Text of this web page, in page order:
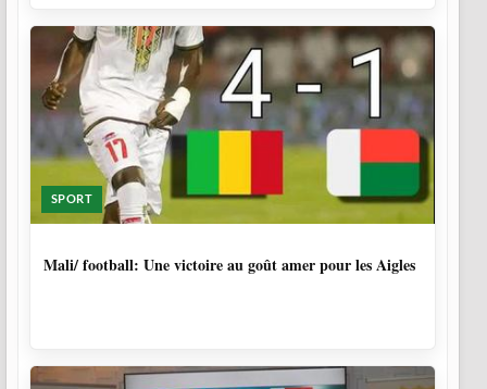
SPORT
Mali/ football: Une victoire au goût amer pour les Aigles